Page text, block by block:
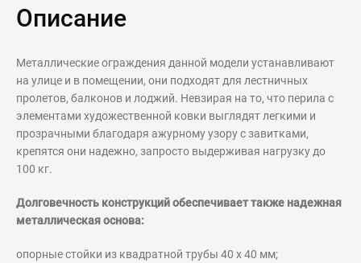
Описание
Металлические ограждения данной модели устанавливают
на улице и в помещении, они подходят для лестничных
пролетов, балконов и лоджий. Невзирая на то, что перила с
элементами художественной ковки выглядят легкими и
прозрачными благодаря ажурному узору с завитками,
крепятся они надежно, запросто выдерживая нагрузку до
100 кг.
Долговечность конструкций обеспечивает также надежная
металлическая основа:
опорные стойки из квадратной трубы 40 х 40 мм;